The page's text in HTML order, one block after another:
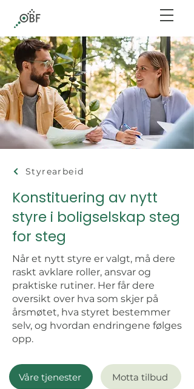
Styrearbeid
Konstituering av nytt
styre i boligselskap steg
for steg
Når et nytt styre er valgt, må dere
raskt avklare roller, ansvar og
praktiske rutiner. Her får dere
oversikt over hva som skjer på
årsmøtet, hva styret bestemmer
selv, og hvordan endringene følges
opp.
Våre tjenester Motta tilbud